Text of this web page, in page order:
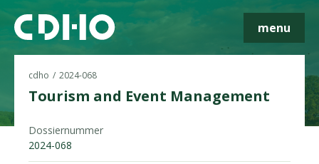
menu
cdho 2024-068
Tourism and Event Management
Dossiernummer
2024-068